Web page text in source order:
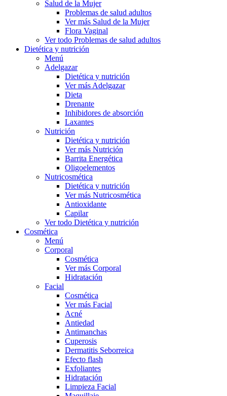
Salud de la Mujer
Problemas de salud adultos
Ver más Salud de la Mujer
Flora Vaginal
Ver todo Problemas de salud adultos
Dietética y nutrición
Menú
Adelgazar
Dietética y nutrición
Ver más Adelgazar
Dieta
Drenante
Inhibidores de absorción
Laxantes
Nutrición
Dietética y nutrición
Ver más Nutrición
Barrita Energética
Oligoelementos
Nutricosmética
Dietética y nutrición
Ver más Nutricosmética
Antioxidante
Capilar
Ver todo Dietética y nutrición
Cosmética
Menú
Corporal
Cosmética
Ver más Corporal
Hidratación
Facial
Cosmética
Ver más Facial
Acné
Antiedad
Antimanchas
Cuperosis
Dermatitis Seborreica
Efecto flash
Exfoliantes
Hidratación
Limpieza Facial